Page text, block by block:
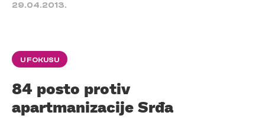
29.04.2013.
U FOKUSU
84 posto protiv
apartmanizacije Srđa